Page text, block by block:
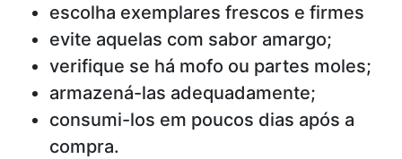
escolha exemplares frescos e firmes
evite aquelas com sabor amargo;
verifique se há mofo ou partes moles;
armazená-las adequadamente;
consumi-los em poucos dias após a
compra.